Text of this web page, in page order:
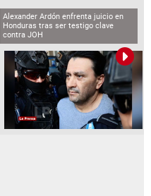
Alexander Ardón enfrenta juicio en
Honduras tras ser testigo clave
contra JOH